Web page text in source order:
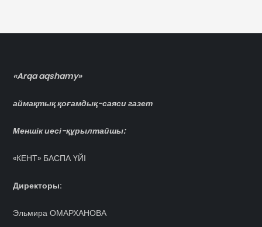
«Arqa aqshamy»
аймақтық қоғамдық-саяси газет
Меншік иесі-құрылтайшы:
«КЕНТ» БАСПА ҮЙІ
Директоры:
Эльмира ОМАРХАНОВА